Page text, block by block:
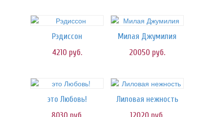
Рэдиссон
4210 руб.
Милая Джумилия
20050 руб.
это Любовь!
Лиловая нежность